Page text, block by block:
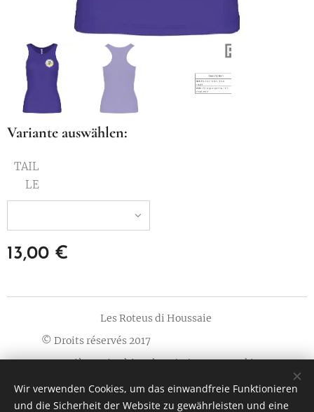
Variante auswählen:
TAIL
LE
13,00 €
Les Roteus di Houssaie
© Droits réservés 2017
Dernière mise à jour le 13/11/2023
Cookies
Sprachen
Wir verwenden Cookies, um das einwandfreie Funktionieren
und die Sicherheit der Website zu gewährleisten und eine